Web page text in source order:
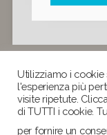
CHI
Via
Utilizziamo i
l'esperienza più
visite ripetute.
di TUTTI i cookie.
per fornire un